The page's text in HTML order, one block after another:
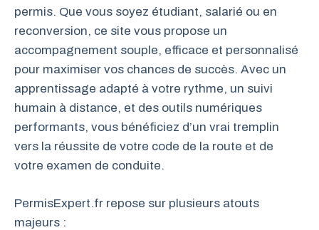
permis. Que vous soyez étudiant, salarié ou en
reconversion, ce site vous propose un
accompagnement souple, efficace et personnalisé
pour maximiser vos chances de succès. Avec un
apprentissage adapté à votre rythme, un suivi
humain à distance, et des outils numériques
performants, vous bénéficiez d’un vrai tremplin
vers la réussite de votre code de la route et de
votre examen de conduite.
PermisExpert.fr repose sur plusieurs atouts
majeurs :